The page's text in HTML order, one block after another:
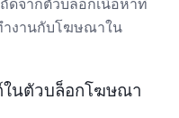
จากตัวบล็อกเนื้อหาที่
ำงานกับโฆษณาใน
ในตัวบล็อกโฆษณา